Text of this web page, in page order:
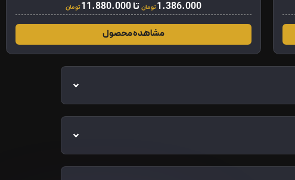
1.386.000تومان تا 11.880.000تومان
مشاهده محصول